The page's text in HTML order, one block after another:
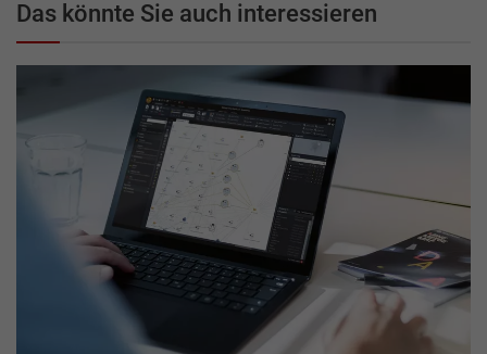
Das könnte Sie auch interessieren